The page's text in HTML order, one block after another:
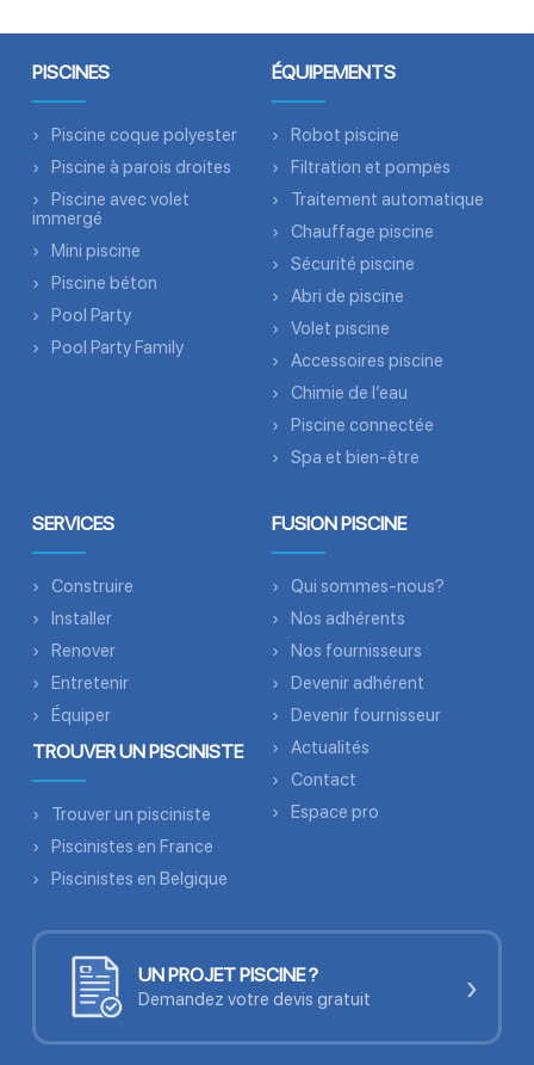
PISCINES
Piscine coque polyester
Piscine à parois droites
Piscine avec volet
immergé
Mini piscine
Piscine béton
Pool Party
Pool Party Family
ÉQUIPEMENTS
Robot piscine
Filtration et pompes
Traitement automatique
Chauffage piscine
Sécurité piscine
Abri de piscine
Volet piscine
Accessoires piscine
Chimie de l’eau
Piscine connectée
Spa et bien-être
SERVICES
Construire
Installer
Renover
Entretenir
Équiper
TROUVER UN PISCINISTE
Trouver un pisciniste
Piscinistes en France
Piscinistes en Belgique
FUSION PISCINE
Qui sommes-nous?
Nos adhérents
Nos fournisseurs
Devenir adhérent
Devenir fournisseur
Actualités
Contact
Espace pro
UN PROJET PISCINE ?
Demandez votre devis gratuit ›